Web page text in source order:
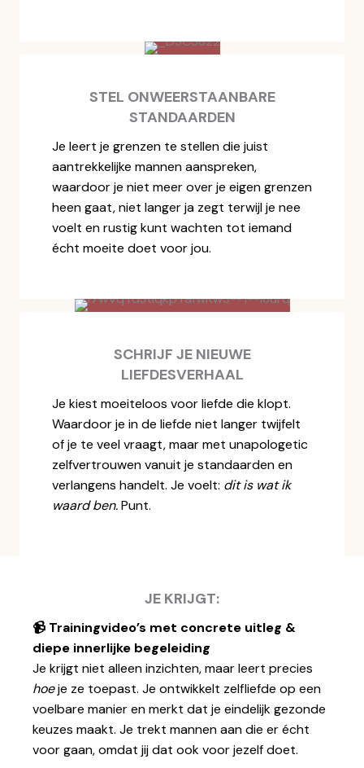
STEL ONWEERSTAANBARE
STANDAARDEN
Je leert je grenzen te stellen die juist
aantrekkelijke mannen aanspreken,
waardoor je niet meer over je eigen grenzen
heen gaat, niet langer ja zegt terwijl je nee
voelt en rustig kunt wachten tot iemand
écht moeite doet voor jou.
SCHRIJF JE NIEUWE
LIEFDESVERHAAL
Je kiest moeiteloos voor liefde die klopt.
Waardoor je in de liefde niet langer twijfelt
of je te veel vraagt, maar met unapologetic
zelfvertrouwen vanuit je standaarden en
verlangens handelt. Je voelt: dit is wat ik
waard ben.Punt.
JE KRIJGT:
📹 Trainingvideo’s met concrete uitleg &
diepe innerlijke begeleiding
Je krijgt niet alleen inzichten, maar leert precies
hoeje ze toepast. Je ontwikkelt zelfliefde op een
voelbare manier en merkt dat je eindelijk gezonde
keuzes maakt. Je trekt mannen aan die er écht
voor gaan, omdat jij dat ook voor jezelf doet.